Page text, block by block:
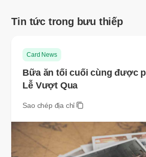
Tin tức trong bưu thiếp
Card News
Bữa ăn tối cuối cùng được
Lễ Vượt Qua
Sao chép địa chỉ